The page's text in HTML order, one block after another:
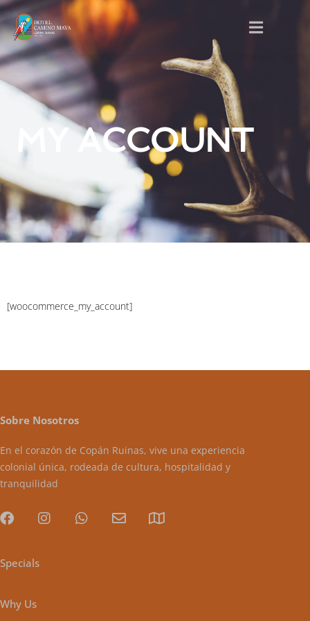
MY ACCOUNT
[woocommerce_my_account]
Sobre Nosotros
En el corazón de Copán Ruinas, vive una experiencia
colonial única, rodeada de cultura, hospitalidad y
tranquilidad
Specials
Why Us